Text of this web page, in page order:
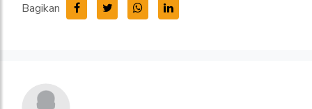
Bagikan